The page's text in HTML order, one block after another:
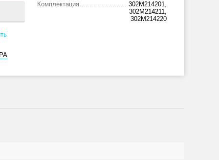
Комплектация
302M214201,
302M214211,
302M214220